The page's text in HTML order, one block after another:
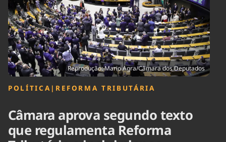
Ciência &
Tecnologia
Cinema
Educação
Infraestrutura
Internacional
Saúde
Tempo
Reprodução: Mario Agra/Câmara dos Deputados
POLÍTICA | REFORMA TRIBUTÁRIA
Câmara aprova segundo texto
que regulamenta Reforma